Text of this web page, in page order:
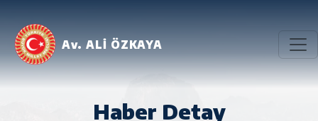
Av. ALİ ÖZKAYA
Haber Detay